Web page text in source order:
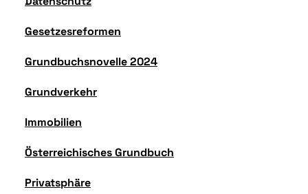
Gesetzesreformen
Grundbuchsnovelle 2024
Grundverkehr
Immobilien
Österreichisches Grundbuch
Privatsphäre